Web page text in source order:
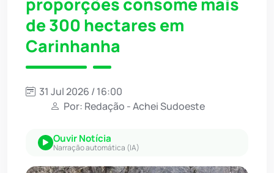
de 300 hectares em
Carinhanha
31 Jul 2026 / 16:00
Por: Redação - Achei Sudoeste
Ouvir Notícia
Narração automática (IA)